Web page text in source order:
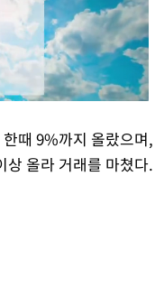
Mute
때 9%까지 올랐으
올라 거래를 마쳤다.